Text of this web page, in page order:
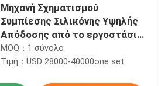
Μηχανή Σχηματισμού
Συμπίεσης Σιλικόνης Υψηλής
Απόδοσης από το εργοστάσιο
της Κίνας
MOQ：1 σύνολο
Τιμή：USD 28000-40000one set